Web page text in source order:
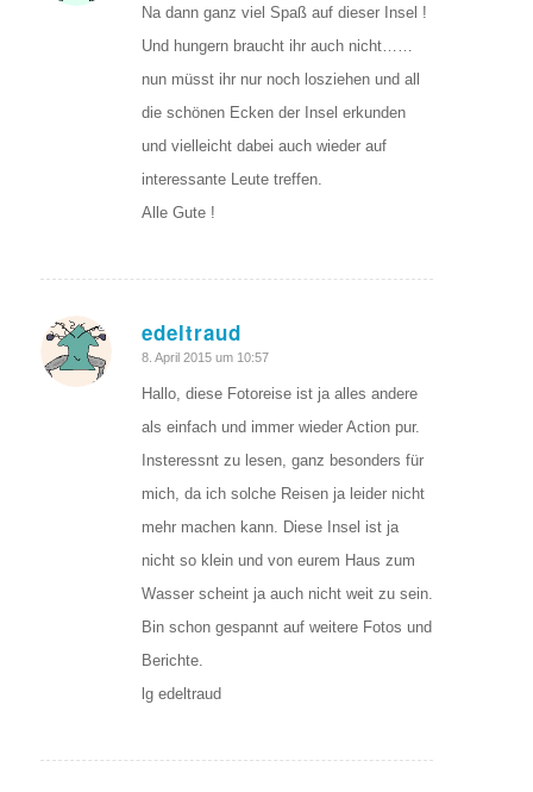
Na dann ganz viel Spaß auf dieser Insel !
Und hungern braucht ihr auch nicht……
nun müsst ihr nur noch losziehen und all
die schönen Ecken der Insel erkunden
und vielleicht dabei auch wieder auf
interessante Leute treffen.
Alle Gute !
edeltraud
sagte:
8. April 2015 um 10:57
Hallo, diese Fotoreise ist ja alles andere
als einfach und immer wieder Action pur.
Insteressnt zu lesen, ganz besonders für
mich, da ich solche Reisen ja leider nicht
mehr machen kann. Diese Insel ist ja
nicht so klein und von eurem Haus zum
Wasser scheint ja auch nicht weit zu sein.
Bin schon gespannt auf weitere Fotos und
Berichte.
lg edeltraud